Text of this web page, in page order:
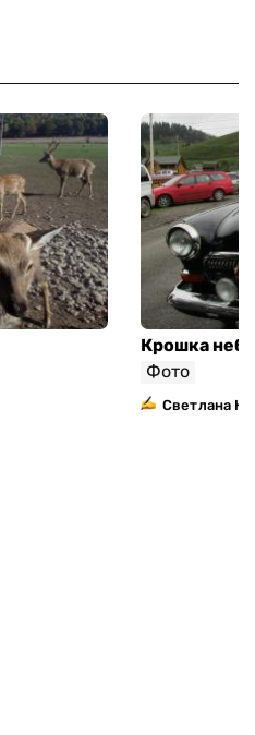
Крошка
Фото
Светлана